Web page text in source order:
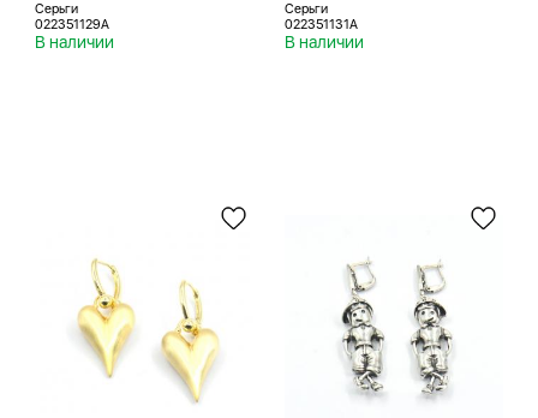
Серьги
022351129A
В наличии
Серьги
022351131A
В наличии